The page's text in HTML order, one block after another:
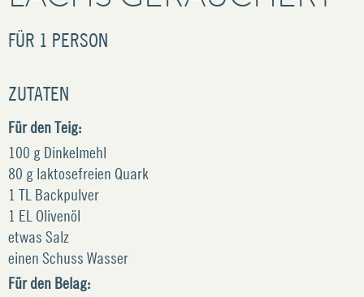
FÜR 1 PERSON
ZUTATEN
Für den Teig:
100 g Dinkelmehl
80 g laktosefreien Quark
1 TL Backpulver
1 EL Olivenöl
etwas Salz
einen Schuss Wasser
Für den Belag: